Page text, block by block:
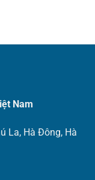
Nam
La, Hà Đông, Hà